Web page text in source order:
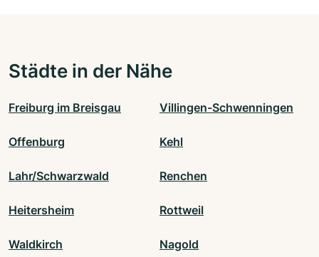
Städte in der Nähe
Freiburg im Breisgau Villingen-Schwenningen
Offenburg Kehl
Lahr/Schwarzwald Renchen
Heitersheim Rottweil
Waldkirch Nagold